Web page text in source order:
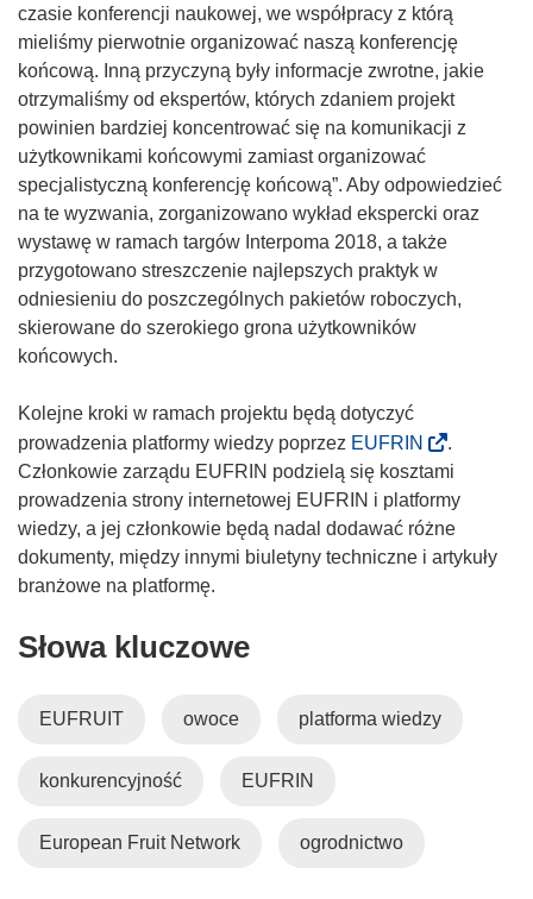
czasie konferencji naukowej, we współpracy z którą
mieliśmy pierwotnie organizować naszą konferencję
końcową. Inną przyczyną były informacje zwrotne, jakie
otrzymaliśmy od ekspertów, których zdaniem projekt
powinien bardziej koncentrować się na komunikacji z
użytkownikami końcowymi zamiast organizować
specjalistyczną konferencję końcową”. Aby odpowiedzieć
na te wyzwania, zorganizowano wykład ekspercki oraz
wystawę w ramach targów Interpoma 2018, a także
przygotowano streszczenie najlepszych praktyk w
odniesieniu do poszczególnych pakietów roboczych,
skierowane do szerokiego grona użytkowników
końcowych.
Kolejne kroki w ramach projektu będą dotyczyć
prowadzenia platformy wiedzy poprzez EUFRIN
o
d
n
o
t
.
Członkowie zarządu EUFRIN podzielą się kosztami
prowadzenia strony internetowej EUFRIN i platformy
wiedzy, a jej członkowie będą nadal dodawać różne
dokumenty, między innymi biuletyny techniczne i artykuły
branżowe na platformę.
Słowa kluczowe
EUFRUIT owoce platforma wiedzy
konkurencyjność EUFRIN
European Fruit Network ogrodnictwo